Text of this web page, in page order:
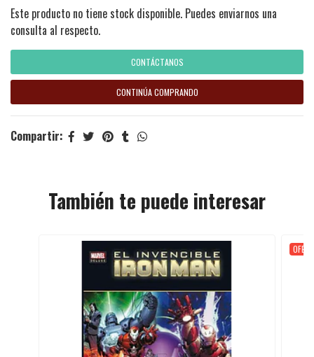
Este producto no tiene stock disponible. Puedes enviarnos una
consulta al respecto.
CONTÁCTANOS
CONTINÚA COMPRANDO
Compartir:
También te puede interesar